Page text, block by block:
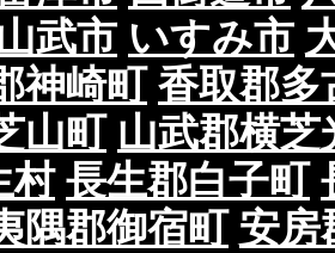
武市 いすみ市
神崎町 香取郡多
山町 山武郡横芝
村 長生郡白子町
隅郡御宿町 安房